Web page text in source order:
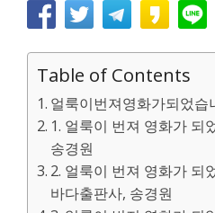
Table of Contents
얼룩이번져영화가되었습
1. 얼룩이 번져 영화가 되
송경원
2. 얼룩이 번져 영화가 되
바다출판사, 송경원